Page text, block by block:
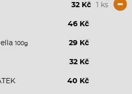
32 Kč 1 ks -
46 Kč
100g 29 Kč
32 Kč
40 Kč